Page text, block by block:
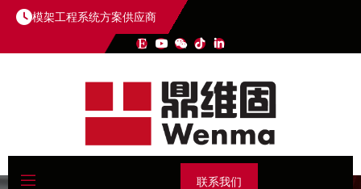
模架工程系统方案供应商
联系我们